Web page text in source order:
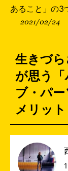
あること」の3
2021/02/24
生きづ
が思う
ブ・パ
メリット